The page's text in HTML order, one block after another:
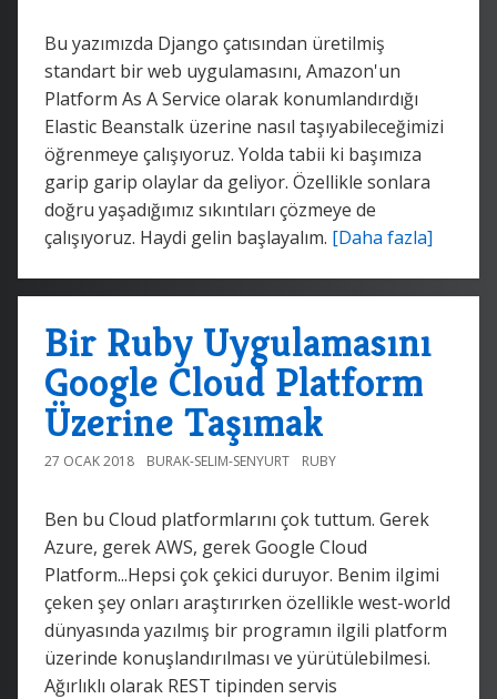
Bu yazımızda Django çatısından üretilmiş
standart bir web uygulamasını, Amazon'un
Platform As A Service olarak konumlandırdığı
Elastic Beanstalk üzerine nasıl taşıyabileceğimizi
öğrenmeye çalışıyoruz. Yolda tabii ki başımıza
garip garip olaylar da geliyor. Özellikle sonlara
doğru yaşadığımız sıkıntıları çözmeye de
çalışıyoruz. Haydi gelin başlayalım. [Daha fazla]
Bir Ruby Uygulamasını
Google Cloud Platform
Üzerine Taşımak
27 OCAK 2018 BURAK-SELIM-SENYURT RUBY
Ben bu Cloud platformlarını çok tuttum. Gerek
Azure, gerek AWS, gerek Google Cloud
Platform...Hepsi çok çekici duruyor. Benim ilgimi
çeken şey onları araştırırken özellikle west-world
dünyasında yazılmış bir programın ilgili platform
üzerinde konuşlandırılması ve yürütülebilmesi.
Ağırlıklı olarak REST tipinden servis